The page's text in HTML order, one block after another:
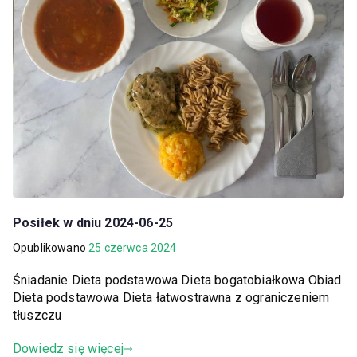
Posiłek w dniu 2024-06-25
Opublikowano25 czerwca 2024
Śniadanie Dieta podstawowa Dieta bogatobiałkowa Obiad
Dieta podstawowa Dieta łatwostrawna z ograniczeniem
tłuszczu
Dowiedz się więcej